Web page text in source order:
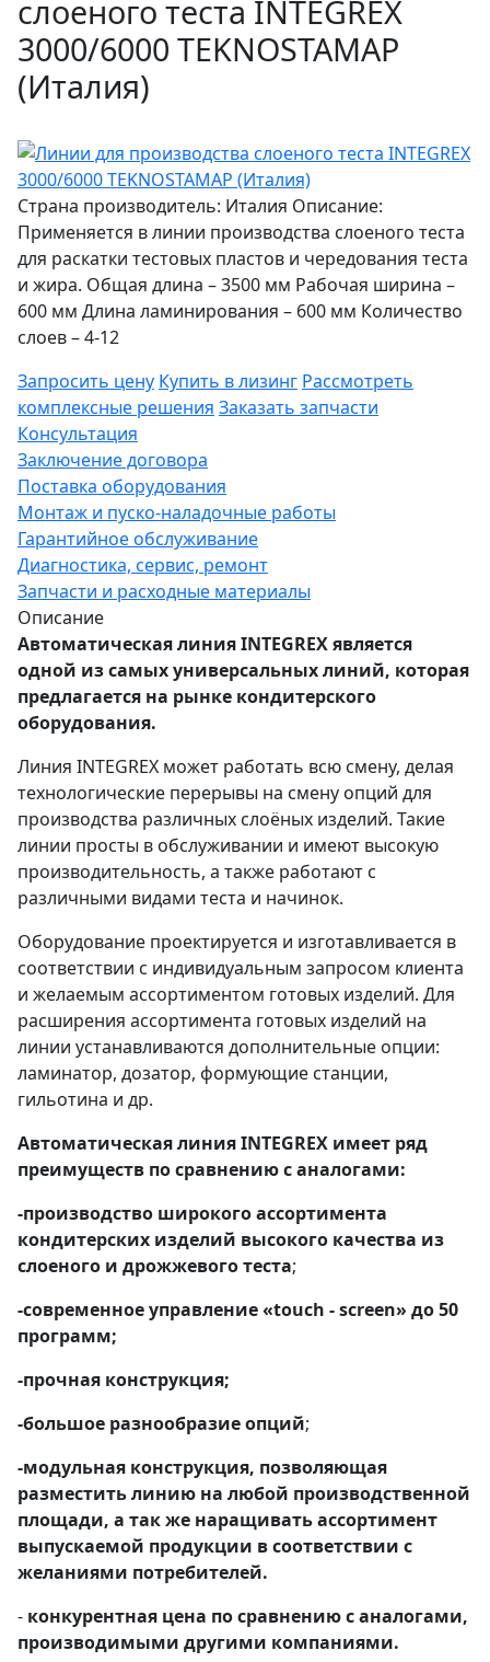
слоеного теста INTEGREX
3000/6000 TEKNOSTAMAP
(Италия)
Страна производитель: Италия Описание:
Применяется в линии производства слоеного теста
для раскатки тестовых пластов и чередования теста
и жира. Общая длина – 3500 мм Рабочая ширина –
600 мм Длина ламинирования – 600 мм Количество
слоев – 4-12
Запросить цену Купить в лизинг Рассмотреть
комплексные решения Заказать запчасти
Консультация
Заключение договора
Поставка оборудования
Монтаж и пуско-наладочные работы
Гарантийное обслуживание
Диагностика, сервис, ремонт
Запчасти и расходные материалы
Описание
Автоматическая линия INTEGREX является
одной из самых универсальных линий, которая
предлагается на рынке кондитерского
оборудования.
Линия INTEGREX может работать всю смену, делая
технологические перерывы на смену опций для
производства различных слоёных изделий. Такие
линии просты в обслуживании и имеют высокую
производительность, а также работают с
различными видами теста и начинок.
Оборудование проектируется и изготавливается в
соответствии с индивидуальным запросом клиента
и желаемым ассортиментом готовых изделий. Для
расширения ассортимента готовых изделий на
линии устанавливаются дополнительные опции:
ламинатор, дозатор, формующие станции,
гильотина и др.
Автоматическая линия INTEGREX имеет ряд
преимуществ по сравнению с аналогами:
-производство широкого ассортимента
кондитерских изделий высокого качества из
слоеного и дрожжевого теста;
-современное управление «touch - screen» до 50
программ;
-прочная конструкция;
-большое разнообразие опций;
-модульная конструкция, позволяющая
разместить линию на любой производственной
площади, а так же наращивать ассортимент
выпускаемой продукции в соответствии с
желаниями потребителей.
- конкурентная цена по сравнению с аналогами,
производимыми другими компаниями.